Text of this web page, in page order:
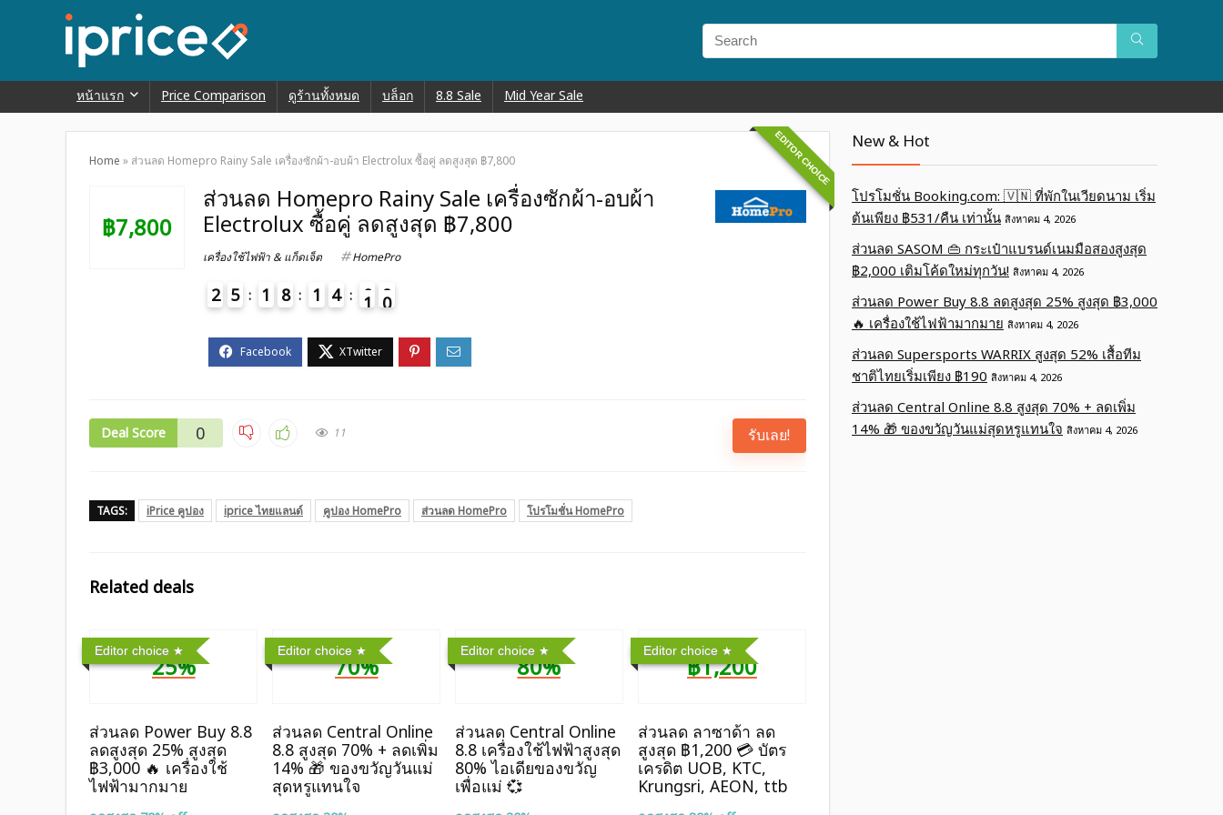
หน้าแรก Price Comparison ดูร้านทั้งหมด บล็อก 8.8 Sale Mid Year Sale
Home » ส่วนลด Homepro Rainy Sale เครื่องซักผ้า-อบผ้า Electrolux ซื้อคู่ ลดสูงสุด ฿7,800 EDITOR CHOICE
฿7,800
ส่วนลด Homepro Rainy Sale เครื่องซักผ้า-อบผ้า
Electrolux ซื้อคู่ ลดสูงสุด ฿7,800
เครื่องใช้ไฟฟ้า & แก็ดเจ็ต HomePro
2 5 1 8 1 4
0 9
Deal Score 0 11 รับเลย!
TAGS: iPrice คูปอง iprice ไทยแลนด์ คูปอง HomePro ส่วนลด HomePro โปรโมชั่น HomePro
Related deals
Editor choice
25%
ส่วนลด Power Buy 8.8
ลดสูงสุด 25% สูงสุด
฿3,000 🔥 เครื่องใช้
ไฟฟ้ามากมาย
Editor choice
70%
ส่วนลด Central Online
8.8 สูงสุด 70% + ลดเพิ่ม
14% 🎁 ของขวัญวันแม่
สุดหรูแทนใจ
Editor choice
80%
ส่วนลด Central Online
8.8 เครื่องใช้ไฟฟ้าสูงสุด
80% ไอเดียของขวัญ
เพื่อแม่ 💞
Editor choice
฿1,200
ส่วนลด ลาซาด้า ลด
สูงสุด ฿1,200 💳 บัตร
เครดิต UOB, KTC,
Krungsri, AEON, ttb
New & Hot
โปรโมชั่น Booking.com: 🇻🇳 ที่พักในเวียดนาม เริ่ม
ต้นเพียง ฿531/คืน เท่านั้น สิงหาคม 4, 2026
ส่วนลด SASOM 👜 กระเป๋าแบรนด์เนมมือสองสูงสุด
฿2,000 เติมโค้ดใหม่ทุกวัน! สิงหาคม 4, 2026
ส่วนลด Power Buy 8.8 ลดสูงสุด 25% สูงสุด ฿3,000
🔥 เครื่องใช้ไฟฟ้ามากมาย สิงหาคม 4, 2026
ส่วนลด Supersports WARRIX สูงสุด 52% เสื้อทีม
ชาติไทยเริ่มเพียง ฿190 สิงหาคม 4, 2026
ส่วนลด Central Online 8.8 สูงสุด 70% + ลดเพิ่ม
14% 🎁 ของขวัญวันแม่สุดหรูแทนใจ สิงหาคม 4, 2026